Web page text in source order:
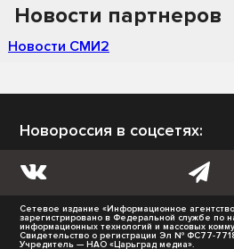
Новости партнеров
Новости СМИ2
Новороссия в соцсетях:
Сетевое издание «Информационное
зарегистрировано в Федеральной службе по
информационных технологий и массовых
Свидетельство о регистрации Эл № ФС77-
Учредитель — НАО «Царьград медиа».